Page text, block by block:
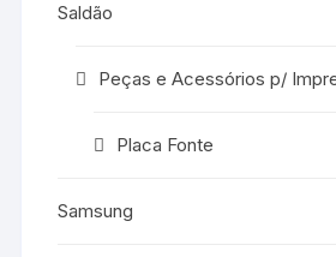
Saldão
Peças e Acessórios p/
Placa Fonte
Samsung